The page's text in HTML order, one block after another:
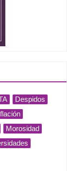
Despidos
Morosidad